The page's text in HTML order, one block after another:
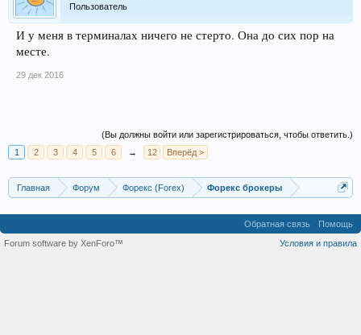
Пользователь
И у меня в терминалах ничего не стерто. Она до сих пор на
месте.
29 дек 2016
(Вы должны войти или зарегистрироваться, чтобы ответить.)
1
2 3 4 5 6 → 12 Вперёд >
Главная Форум Форекс (Forex) Форекс брокеры
Обратная связь
Помощь
Условия и правила
Forum software by XenForo™